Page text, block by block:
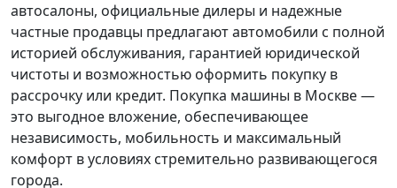
автосалоны, официальные дилеры и надежные
частные продавцы предлагают автомобили с полной
историей обслуживания, гарантией юридической
чистоты и возможностью оформить покупку в
рассрочку или кредит. Покупка машины в Москве —
это выгодное вложение, обеспечивающее
независимость, мобильность и максимальный
комфорт в условиях стремительно развивающегося
города.